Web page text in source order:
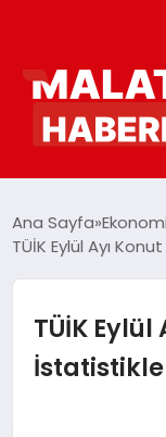
DÜNYA
Ana Sayfa Ekonomi
TÜİK Eylül Ayı
TÜİK Eylül